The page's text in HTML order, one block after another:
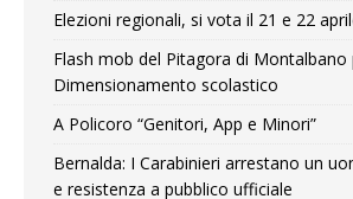
Elezioni regionali, si vota il 21 e 22
Flash mob del Pitagora di Montalbano
Dimensionamento scolastico
A Policoro “Genitori, App e Minori”
Bernalda: I Carabinieri arrestano un
e resistenza a pubblico ufficiale